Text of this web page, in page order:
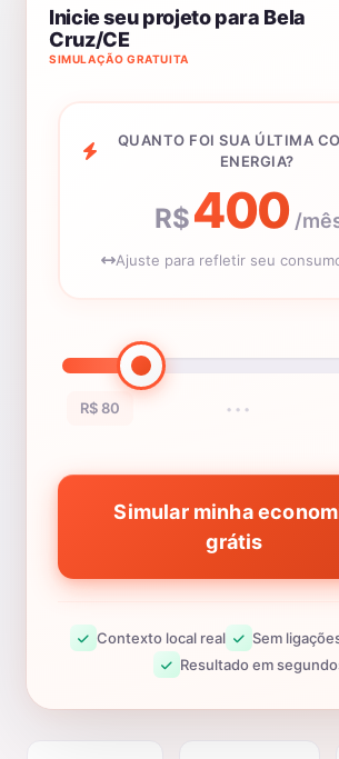
SIMULAÇÃO GRATUITA
Inicie seu projeto para Bela
Cruz/CE
QUANTO FOI SUA ÚLTIMA
ENERGIA?
R$400 /
Ajuste para refletir seu
R$ 80 •••
Simular minha
grátis
Contexto local real
Sem
Resultado em